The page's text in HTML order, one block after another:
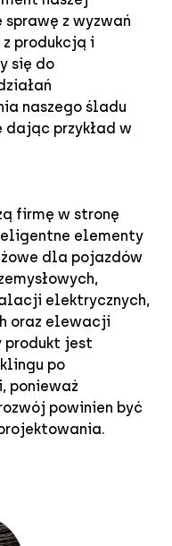
z wyzwań
produkcją i
się do
naszego śladu
dając przykład w
firmę w stronę
elementy
dla pojazdów
elektrycznych,
oraz elewacji
produkt jest
po
ponieważ
powinien być